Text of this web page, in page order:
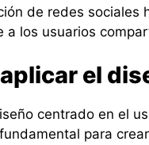
de redes sociales
a los usuarios
el
centrado en el
para